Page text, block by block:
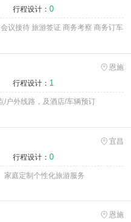
行程设计： 0
议接待 旅游签证 商务考察 商务订车
恩施
行程设计： 1
/户外线路，及酒店/车辆预订
宜昌
行程设计： 0
家庭定制个性化旅游服务
恩施